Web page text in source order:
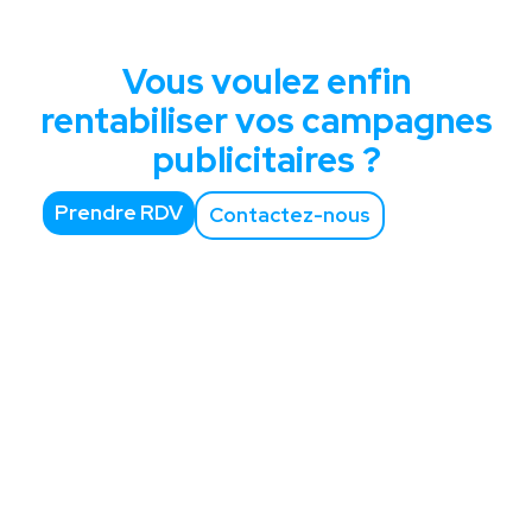
Vous voulez enfin
rentabiliser vos campagnes
publicitaires ?
Prendre RDV Contactez-nous